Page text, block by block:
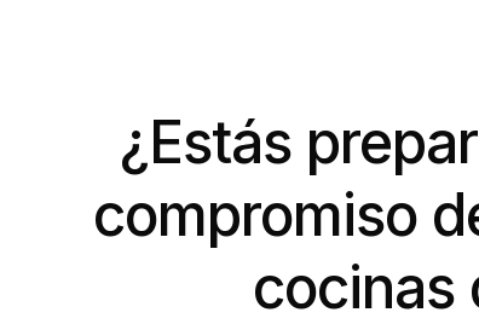
¿Estás
compromiso
cocinas